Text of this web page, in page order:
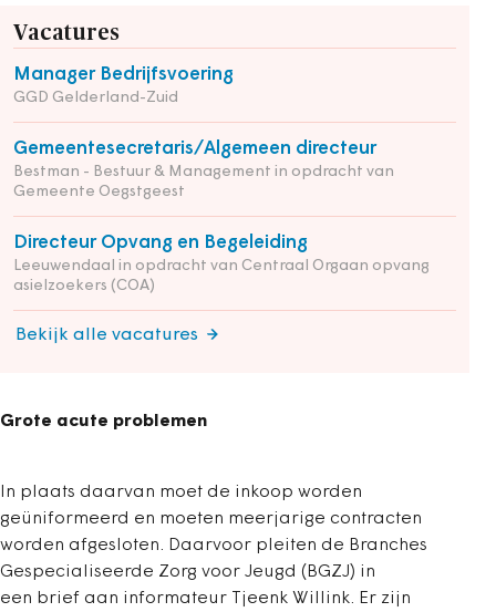
Vacatures
Manager Bedrijfsvoering
GGD Gelderland-Zuid
Gemeentesecretaris/Algemeen directeur
Bestman - Bestuur & Management in opdracht van
Gemeente Oegstgeest
Directeur Opvang en Begeleiding
Leeuwendaal in opdracht van Centraal Orgaan opvang
asielzoekers (COA)
Bekijk alle vacatures
Grote acute problemen
In plaats daarvan moet de inkoop worden
geüniformeerd en moeten meerjarige contracten
worden afgesloten. Daarvoor pleiten de Branches
Gespecialiseerde Zorg voor Jeugd (BGZJ) in
een brief aan informateur Tjeenk Willink. Er zijn